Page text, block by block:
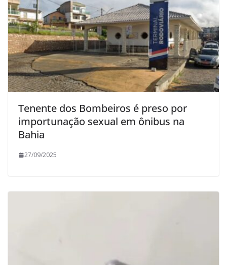
Tenente dos Bombeiros é preso por
importunação sexual em ônibus na
Bahia
27/09/2025